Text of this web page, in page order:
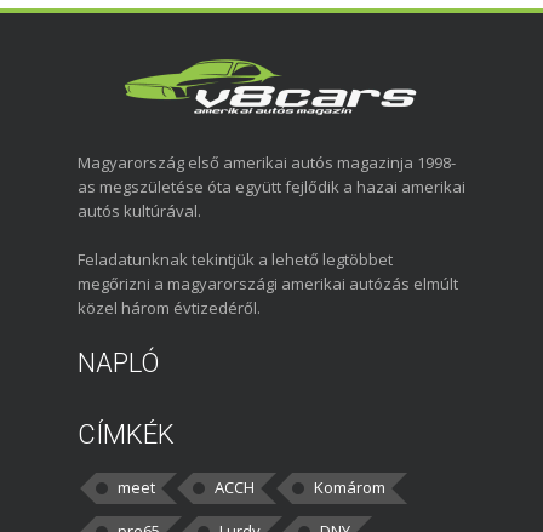
Magyarország első amerikai autós magazinja 1998-
as megszületése óta együtt fejlődik a hazai amerikai
autós kultúrával.
Feladatunknak tekintjük a lehető legtöbbet
megőrizni a magyarországi amerikai autózás elmúlt
közel három évtizedéről.
NAPLÓ
CÍMKÉK
meet ACCH
Komárom